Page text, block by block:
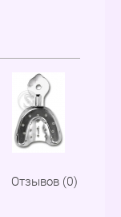
Отзывов (0)